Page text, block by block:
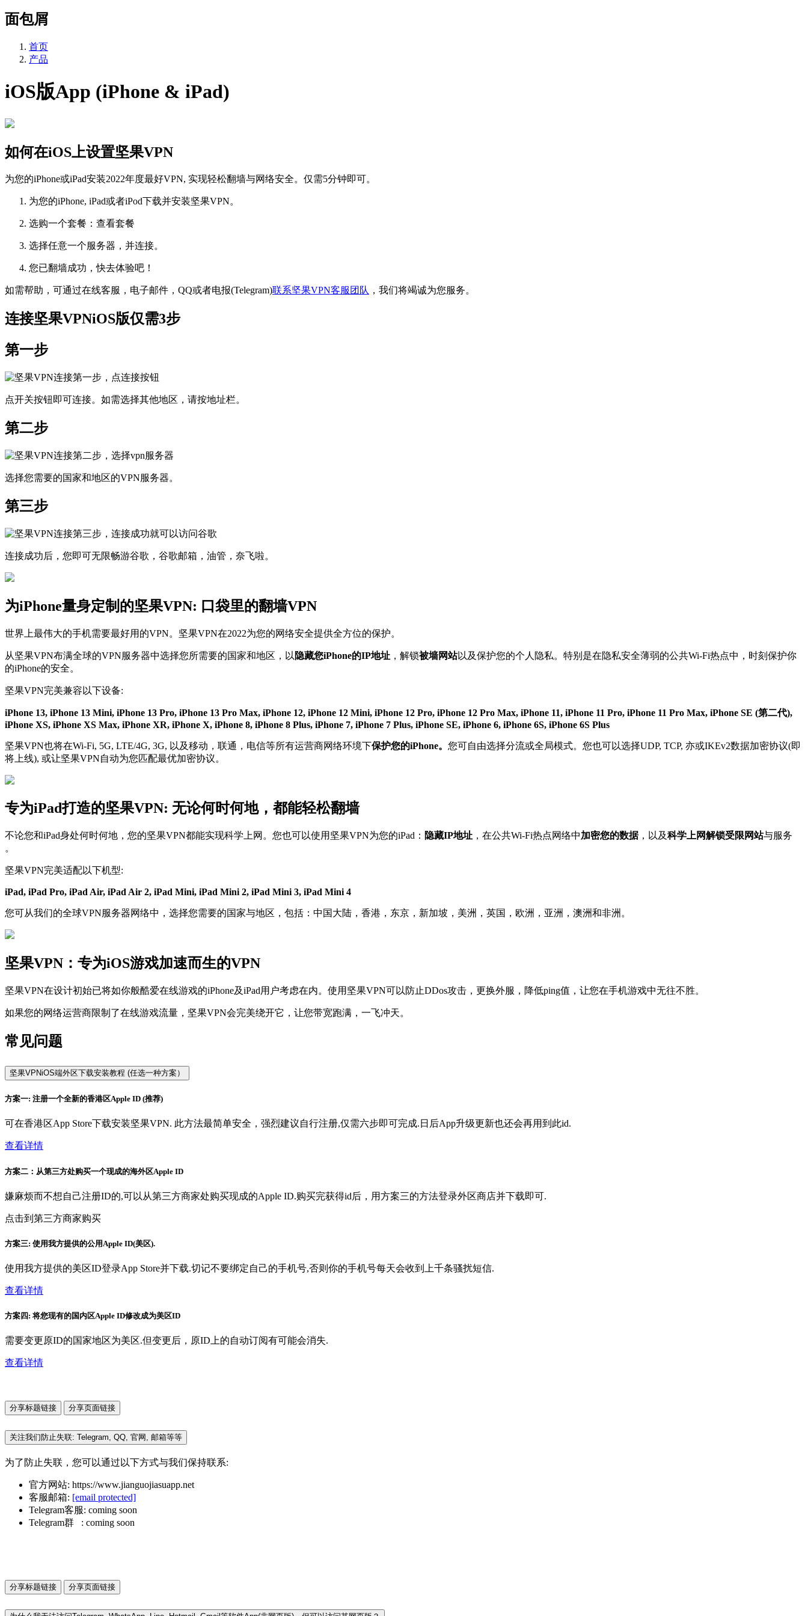
面包屑
首页
产品
iOS版App (iPhone & iPad)
如何在iOS上设置坚果VPN
为您的iPhone或iPad安装2022年度最好VPN, 实现轻松翻墙与网络安全。仅需5分钟即可。
为您的iPhone, iPad或者iPod下载并安装坚果VPN。
选购一个套餐：查看套餐
选择任意一个服务器，并连接。
您已翻墙成功，快去体验吧！
如需帮助，可通过在线客服，电子邮件，QQ或者电报(Telegram)联系坚果VPN客服团队 ，我们将竭诚为您服务。
连接坚果VPNiOS版仅需3步
第一步
点开关按钮即可连接。如需选择其他地区，请按地址栏。
第二步
选择您需要的国家和地区的VPN服务器。
第三步
连接成功后，您即可无限畅游谷歌，谷歌邮箱，油管，奈飞啦。
为iPhone量身定制的坚果VPN: 口袋里的翻墙VPN
世界上最伟大的手机需要最好用的VPN。坚果VPN在2022为您的网络安全提供全方位的保护。
从坚果VPN布满全球的VPN服务器中选择您所需要的国家和地区，以 隐藏您iPhone的IP地址 ，解锁被墙网站以及保护您的个人隐私。特别是在隐私安全薄弱的公共Wi-Fi热点中，时刻保护你
的iPhone的安全。
坚果VPN完美兼容以下设备:
iPhone 13, iPhone 13 Mini, iPhone 13 Pro, iPhone 13 Pro Max, iPhone 12, iPhone 12 Mini, iPhone 12 Pro, iPhone 12 Pro Max, iPhone 11, iPhone 11 Pro, iPhone 11 Pro Max, iPhone SE (第二代),
iPhone XS, iPhone XS Max, iPhone XR, iPhone X, iPhone 8, iPhone 8 Plus, iPhone 7, iPhone 7 Plus, iPhone SE, iPhone 6, iPhone 6S, iPhone 6S Plus
坚果VPN也将在Wi-Fi, 5G, LTE/4G, 3G, 以及移动，联通，电信等所有运营商网络环境下保护您的iPhone。 您可自由选择分流或全局模式。您也可以选择UDP, TCP, 亦或IKEv2数据加密协议(即
将上线), 或让坚果VPN自动为您匹配最优加密协议。
专为iPad打造的坚果VPN: 无论何时何地，都能轻松翻墙
不论您和iPad身处何时何地，您的坚果VPN都能实现科学上网。您也可以使用坚果VPN为您的iPad： 隐藏IP地址 ，在公共Wi-Fi热点网络中加密您的数据，以及科学上网解锁受限网站与服务
。
坚果VPN完美适配以下机型:
iPad, iPad Pro, iPad Air, iPad Air 2, iPad Mini, iPad Mini 2, iPad Mini 3, iPad Mini 4
您可从我们的全球VPN服务器网络中，选择您需要的国家与地区，包括：中国大陆，香港，东京，新加坡，美洲，英国，欧洲，亚洲，澳洲和非洲。
坚果VPN：专为iOS游戏加速而生的VPN
坚果VPN在设计初始已将如你般酷爱在线游戏的iPhone及iPad用户考虑在内。使用坚果VPN可以防止DDos攻击，更换外服，降低ping值，让您在手机游戏中无往不胜。
如果您的网络运营商限制了在线游戏流量，坚果VPN会完美绕开它，让您带宽跑满，一飞冲天。
常见问题
坚果VPNiOS端外区下载安装教程 (任选一种方案）
方案一: 注册一个全新的香港区Apple ID (推荐)
可在香港区App Store下载安装坚果VPN. 此方法最简单安全，强烈建议自行注册,仅需六步即可完成.日后App升级更新也还会再用到此id.
查看详情
方案二：从第三方处购买一个现成的海外区Apple ID
嫌麻烦而不想自己注册ID的,可以从第三方商家处购买现成的Apple ID.购买完获得id后，用方案三的方法登录外区商店并下载即可.
点击到第三方商家购买
方案三: 使用我方提供的公用Apple ID(美区).
使用我方提供的美区ID登录App Store并下载.切记不要绑定自己的手机号,否则你的手机号每天会收到上千条骚扰短信.
查看详情
方案四: 将您现有的国内区Apple ID修改成为美区ID
需要变更原ID的国家地区为美区.但变更后，原ID上的自动订阅有可能会消失.
查看详情
分享标题链接 分享页面链接
关注我们防止失联: Telegram, QQ, 官网, 邮箱等等
为了防止失联，您可以通过以下方式与我们保持联系:
官方网站: https://www.jianguojiasuapp.net
客服邮箱: [email protected]
Telegram客服: coming soon
Telegram群 : coming soon
分享标题链接 分享页面链接